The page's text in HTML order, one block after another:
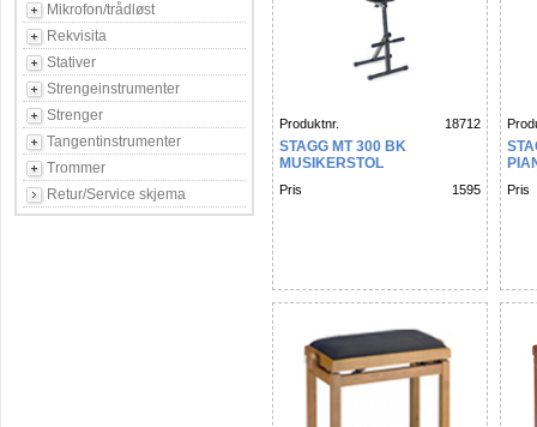
Mikrofon/trådløst
Rekvisita
Stativer
Strengeinstrumenter
Strenger
Tangentinstrumenter
Trommer
Retur/Service skjema
Produktnr. 18712
STAGG MT 300 BK
MUSIKERSTOL
Pris 1595 Pris